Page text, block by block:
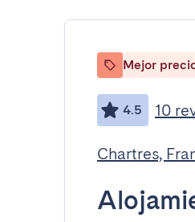
Mejor
4.5 10
Chartres,